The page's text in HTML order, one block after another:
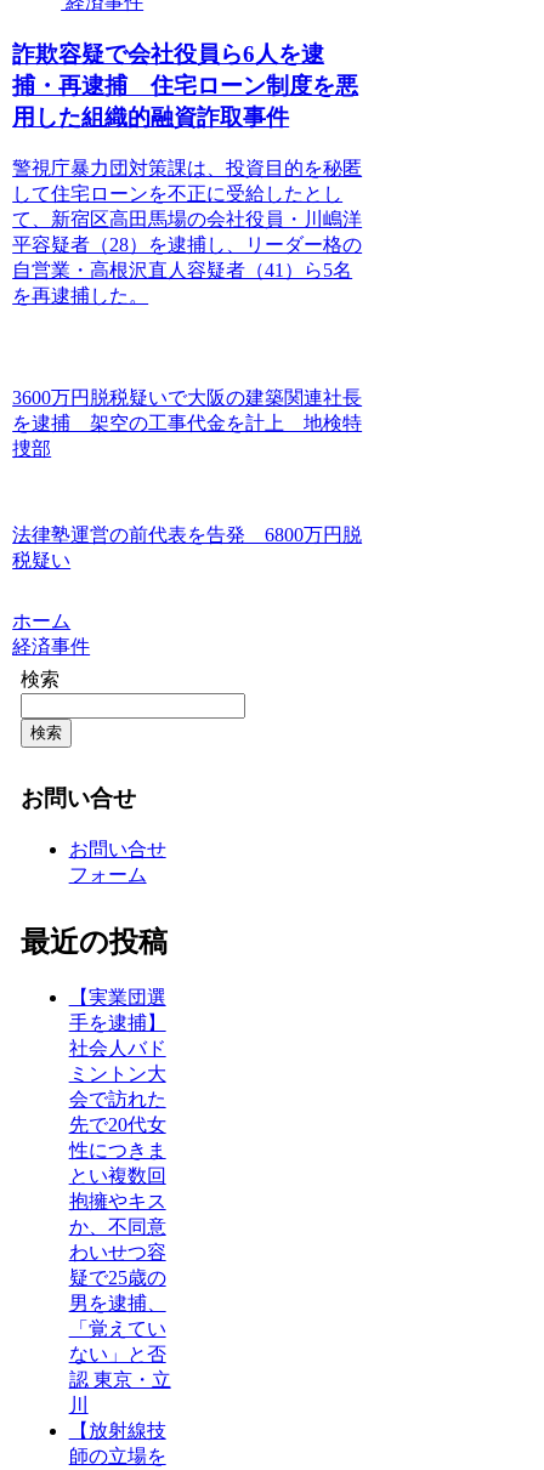
詐欺容疑で会社役員ら6人を逮
捕・再逮捕 住宅ローン制度を悪
用した組織的融資詐取事件
警視庁暴力団対策課は、投資目的を秘匿
して住宅ローンを不正に受給したとし
て、新宿区高田馬場の会社役員・川嶋洋
平容疑者（28）を逮捕し、リーダー格の
自営業・高根沢直人容疑者（41）ら5名
を再逮捕した。
3600万円脱税疑いで大阪の建築関連社長
を逮捕 架空の工事代金を計上 地検特
捜部
法律塾運営の前代表を告発 6800万円脱
税疑い
ホーム
経済事件
検索
検索
お問い合せ
お問い合せ
フォーム
最近の投稿
【実業団選
手を逮捕】
社会人バド
ミントン大
会で訪れた
先で20代女
性につきま
とい複数回
抱擁やキス
か、不同意
わいせつ容
疑で25歳の
男を逮捕、
「覚えてい
ない」と否
認 東京・立
川
【放射線技
師の立場を